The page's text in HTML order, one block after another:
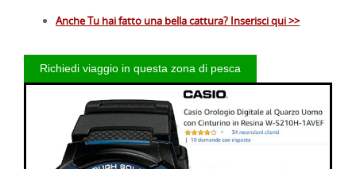
Anche Tu hai fatto una bella cattura? Inserisci qui >>